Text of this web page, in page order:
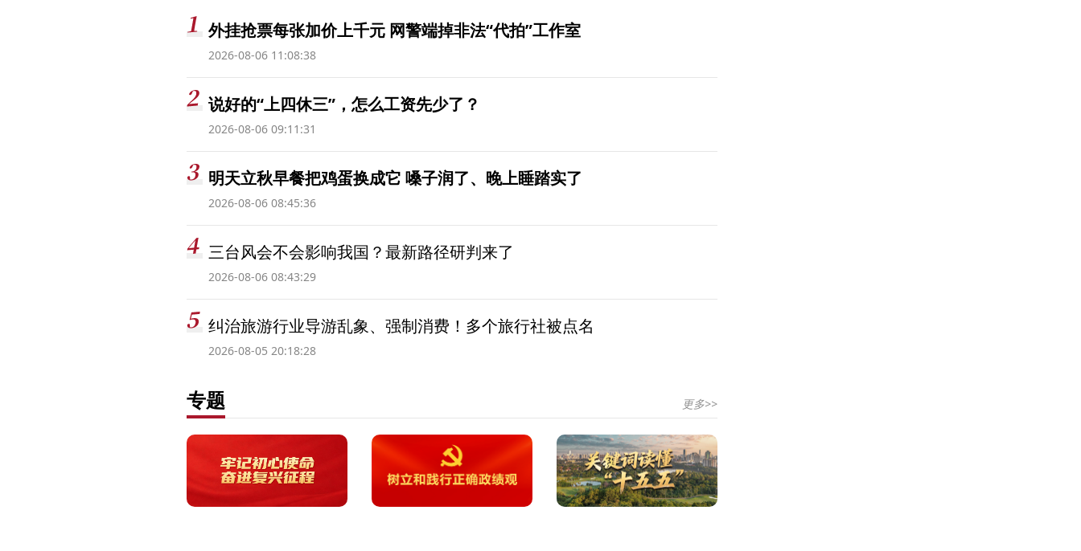
外挂抢票每张加价上千元 网警端掉非法“代拍”工作室
2026-08-06 11:08:38
说好的“上四休三”，怎么工资先少了？
2026-08-06 09:11:31
明天立秋早餐把鸡蛋换成它 嗓子润了、晚上睡踏实了
2026-08-06 08:45:36
三台风会不会影响我国？最新路径研判来了
2026-08-06 08:43:29
纠治旅游行业导游乱象、强制消费！多个旅行社被点名
2026-08-05 20:18:28
专题 更多>>